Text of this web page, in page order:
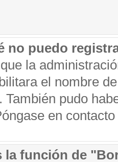
no puedo
la
el nombre
También pudo
en
la función de